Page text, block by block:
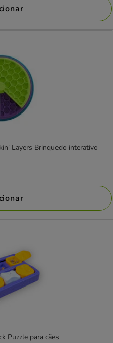
Layers Brinquedo interativo
Puzzle para cães